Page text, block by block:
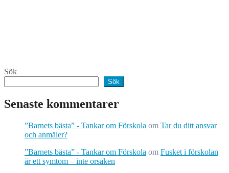
Sök
Sök
Senaste kommentarer
”Barnets bästa” - Tankar om Förskola om Tar du ditt ansvar
och anmäler?
”Barnets bästa” - Tankar om Förskola om Fusket i förskolan
är ett symtom – inte orsaken